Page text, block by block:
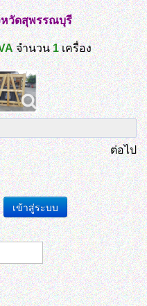
วัดสุพรรณบุรี
จำนวน1เครื่อง
ต่อไป
เข้าสู่ระบบ